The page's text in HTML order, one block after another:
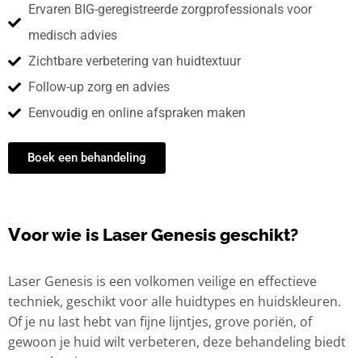
Ervaren BIG-geregistreerde zorgprofessionals voor
medisch advies
Zichtbare verbetering van huidtextuur
Follow-up zorg en advies
Eenvoudig en online afspraken maken
Boek een behandeling
Voor wie is Laser Genesis geschikt?
Laser Genesis is een volkomen veilige en effectieve
techniek, geschikt voor alle huidtypes en huidskleuren.
Of je nu last hebt van fijne lijntjes, grove poriën, of
gewoon je huid wilt verbeteren, deze behandeling biedt